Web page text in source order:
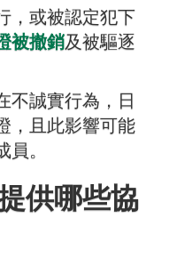
，或被認定犯下
被撤銷及被驅逐
不誠實行為，日
，且此影響可能
。
供哪些協